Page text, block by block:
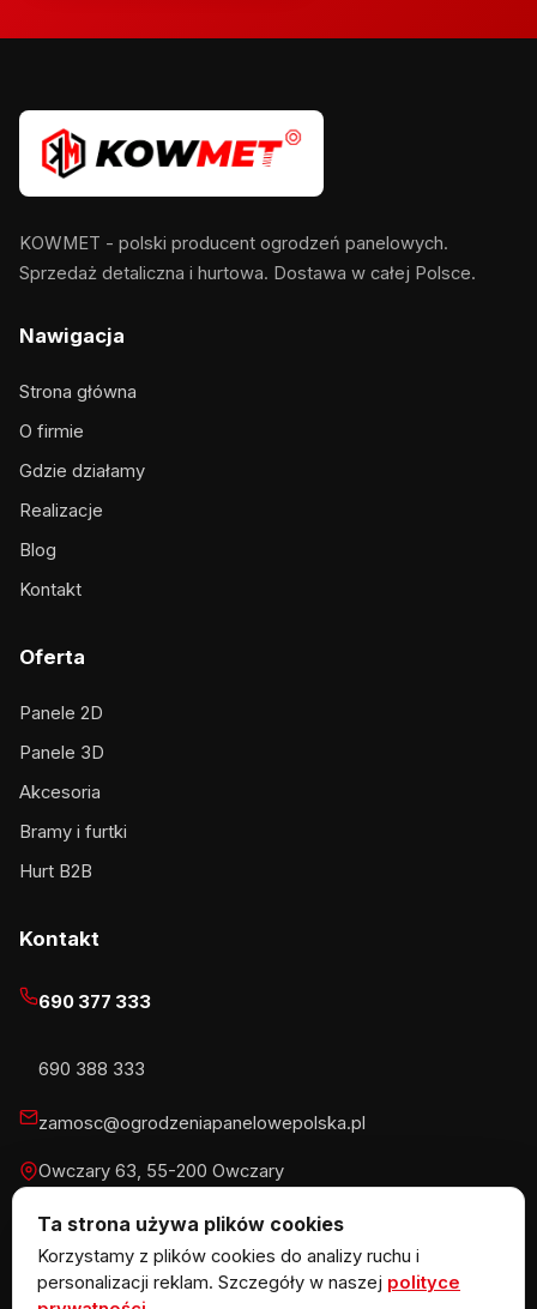
Ta strona używa plików cookies
Korzystamy z plików cookies do analizy ruchu i
personalizacji reklam. Szczegóły w naszej polityce
KOWMET - polski producent ogrodzeń panelowych.
Sprzedaż detaliczna i hurtowa. Dostawa w całej Polsce.
Nawigacja
Strona główna
O firmie
Gdzie działamy
Realizacje
Blog
Kontakt
Oferta
Panele 2D
Panele 3D
Akcesoria
Bramy i furtki
Hurt B2B
Kontakt
690 377 333
690 388 333
zamosc@ogrodzeniapanelowepolska.pl
Owczary 63, 55-200 Owczary
Pn-Pt 8-16, Sb 8-13:30